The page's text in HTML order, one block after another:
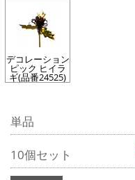
デコレーション
ピック ヒイラ
ギ(品番24525)
単品
10個セット